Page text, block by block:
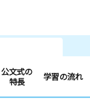
公文式の
特長
学習の流れ